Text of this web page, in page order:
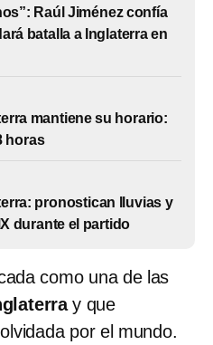
Raúl Jiménez confía
batalla a Inglaterra en
mantiene su horario:
horas
pronostican lluvias y
durante el partido
como una de las
y que
por el mundo.